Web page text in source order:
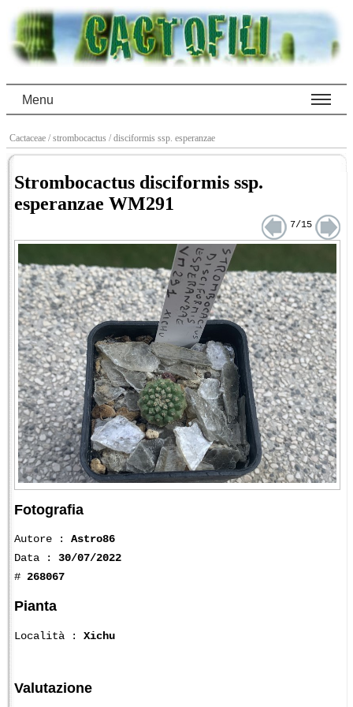
Menu
Cactaceae / strombocactus / disciformis ssp. esperanzae
Strombocactus disciformis ssp.
esperanzae WM291
7/15
Fotografia
Autore : Astro86
Data : 30/07/2022
# 268067
Pianta
Località : Xichu
Valutazione